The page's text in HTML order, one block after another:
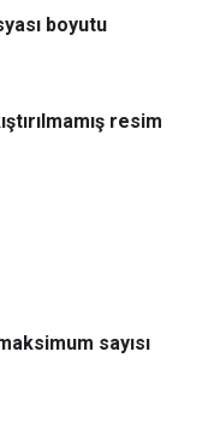
boyutu
resim
sayısı